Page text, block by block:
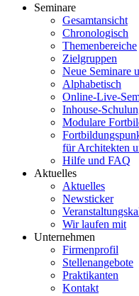
Seminare
Gesamtansicht
Chronologisch
Themenbereiche
Zielgruppen
Neue Seminare
Alphabetisch
Online-Live-
Inhouse-
Modulare
für Architekten
Hilfe und FAQ
Aktuelles
Aktuelles
Newsticker
Wir laufen mit
Unternehmen
Firmenprofil
Stellenangebote
Praktikanten
Kontakt